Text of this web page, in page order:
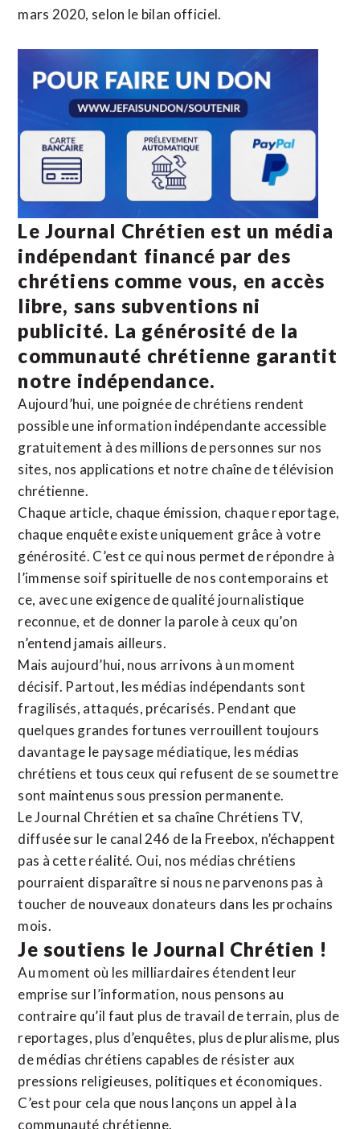
mars 2020, selon le bilan officiel.
Le Journal Chrétien est un média
indépendant financé par des
chrétiens comme vous, en accès
libre, sans subventions ni
publicité. La générosité de la
communauté chrétienne garantit
notre indépendance.
Aujourd’hui, une poignée de chrétiens rendent
possible une information indépendante accessible
gratuitement à des millions de personnes sur nos
sites, nos applications et notre chaîne de télévision
chrétienne.
Chaque article, chaque émission, chaque reportage,
chaque enquête existe uniquement grâce à votre
générosité. C’est ce qui nous permet de répondre à
l’immense soif spirituelle de nos contemporains et
ce, avec une exigence de qualité journalistique
reconnue, et de donner la parole à ceux qu’on
n’entend jamais ailleurs.
Mais aujourd’hui, nous arrivons à un moment
décisif. Partout, les médias indépendants sont
fragilisés, attaqués, précarisés. Pendant que
quelques grandes fortunes verrouillent toujours
davantage le paysage médiatique, les médias
chrétiens et tous ceux qui refusent de se soumettre
sont maintenus sous pression permanente.
Le Journal Chrétien et sa chaîne Chrétiens TV,
diffusée sur le canal 246 de la Freebox, n’échappent
pas à cette réalité. Oui, nos médias chrétiens
pourraient disparaître si nous ne parvenons pas à
toucher de nouveaux donateurs dans les prochains
mois.
Je soutiens le Journal Chrétien !
Au moment où les milliardaires étendent leur
emprise sur l’information, nous pensons au
contraire qu’il faut plus de travail de terrain, plus de
reportages, plus d’enquêtes, plus de pluralisme, plus
de médias chrétiens capables de résister aux
pressions religieuses, politiques et économiques.
C’est pour cela que nous lançons un appel à la
communauté chrétienne.